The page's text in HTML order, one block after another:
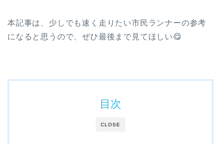
本記事は、少しでも速く走りたい市民ランナーの参考
になると思うので、ぜひ最後まで見てほしい😋
CLOSE
目次